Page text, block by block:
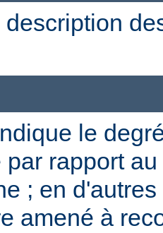
le
par rapport
; en
amené à